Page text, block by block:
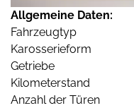
Allgemeine Daten:
Fahrzeugtyp
Karosserieform
Getriebe
Kilometerstand
Anzahl der Türen